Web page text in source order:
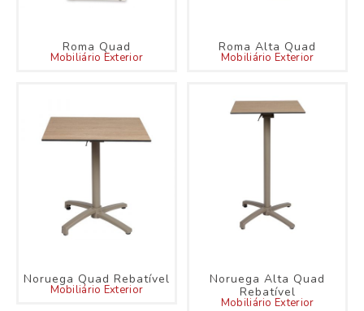
Roma Quad
Mobiliário Exterior
Roma Alta Quad
Mobiliário Exterior
Noruega Quad Rebatível
Mobiliário Exterior
Noruega Alta Quad
Rebatível
Mobiliário Exterior